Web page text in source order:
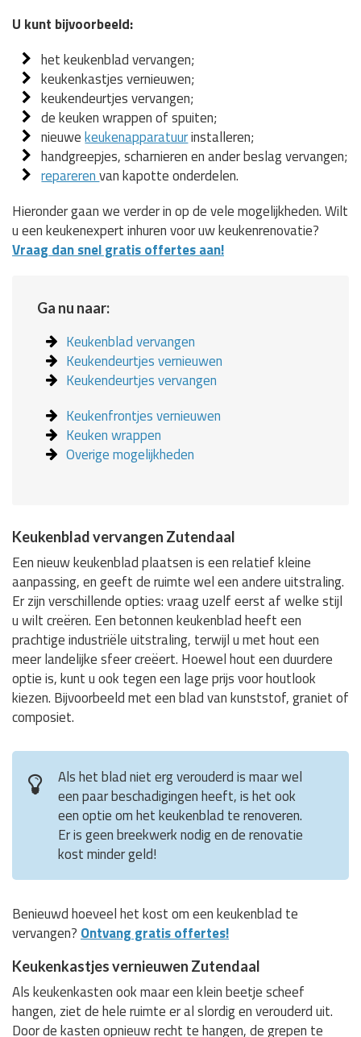
U kunt bijvoorbeeld:
het keukenblad vervangen;
keukenkastjes vernieuwen;
keukendeurtjes vervangen;
de keuken wrappen of spuiten;
nieuwekeukenapparatuurinstalleren;
handgreepjes, scharnieren en ander beslag vervangen;
reparerenvan kapotte onderdelen.
Hieronder gaan we verder in op de vele mogelijkheden. Wilt
u een keukenexpert inhuren voor uw keukenrenovatie?
Vraag dan snel gratis offertes aan!
Ga nu naar:
Keukenblad vervangen
Keukendeurtjes vernieuwen
Keukendeurtjes vervangen
Keukenfrontjes vernieuwen
Keuken wrappen
Overige mogelijkheden
Keukenblad vervangen Zutendaal
Een nieuw keukenblad plaatsen is een relatief kleine
aanpassing, en geeft de ruimte wel een andere uitstraling.
Er zijn verschillende opties: vraag uzelf eerst af welke stijl
u wilt creëren. Een betonnen keukenblad heeft een
prachtige industriële uitstraling, terwijl u met hout een
meer landelijke sfeer creëert. Hoewel hout een duurdere
optie is, kunt u ook tegen een lage prijs voor houtlook
kiezen. Bijvoorbeeld met een blad van kunststof, graniet of
composiet.
Als het blad niet erg verouderd is maar wel
een paar beschadigingen heeft, is het ook
een optie om het keukenblad te renoveren.
Er is geen breekwerk nodig en de renovatie
kost minder geld!
Benieuwd hoeveel het kost om een keukenblad te
vervangen? Ontvang gratis offertes!
Keukenkastjes vernieuwen Zutendaal
Als keukenkasten ook maar een klein beetje scheef
hangen, ziet de hele ruimte er al slordig en verouderd uit.
Door de kasten opnieuw recht te hangen, de grepen te